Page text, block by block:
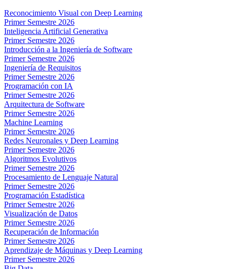
Reconocimiento Visual con Deep Learning
Primer Semestre 2026
Inteligencia Artificial Generativa
Primer Semestre 2026
Introducción a la Ingeniería de Software
Primer Semestre 2026
Ingeniería de Requisitos
Primer Semestre 2026
Programación con IA
Primer Semestre 2026
Arquitectura de Software
Primer Semestre 2026
Machine Learning
Primer Semestre 2026
Redes Neuronales y Deep Learning
Primer Semestre 2026
Algoritmos Evolutivos
Primer Semestre 2026
Procesamiento de Lenguaje Natural
Primer Semestre 2026
Programación Estadística
Primer Semestre 2026
Visualización de Datos
Primer Semestre 2026
Recuperación de Información
Primer Semestre 2026
Aprendizaje de Máquinas y Deep Learning
Primer Semestre 2026